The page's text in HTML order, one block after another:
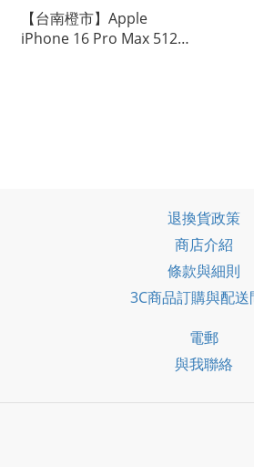
【台南橙市】Apple
iPhone 16 Pro Max 512G
退換貨政策
商店介紹
條款與細則
3C商品訂購與配送
電郵
與我聯絡